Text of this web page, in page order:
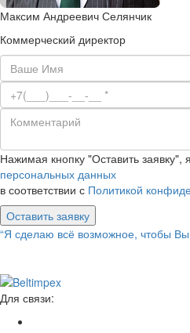
Максим Андреевич Селянчик
Коммерческий директор
Нажимая кнопку "Оставить заявку",
персональных данных
в соответствии с Политикой
Оставить заявку
“Я сделаю всё возможное, чтобы
Для связи: